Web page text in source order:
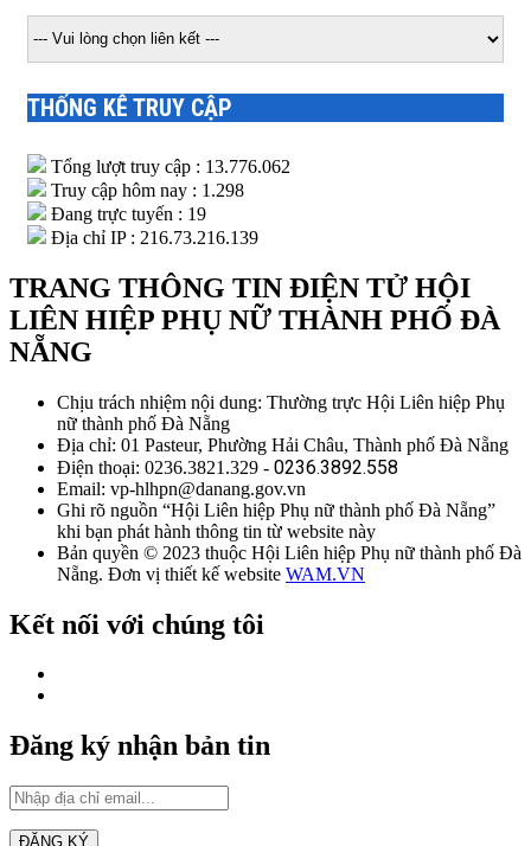
THỐNG KÊ TRUY CẬP
Tổng lượt truy cập : 13.776.062
Truy cập hôm nay : 1.298
Đang trực tuyến : 19
Địa chỉ IP : 216.73.216.139
TRANG THÔNG TIN ĐIỆN TỬ HỘI
LIÊN HIỆP PHỤ NỮ THÀNH PHỐ ĐÀ
NẴNG
Chịu trách nhiệm nội dung: Thường trực Hội Liên hiệp Phụ
nữ thành phố Đà Nẵng
Địa chỉ: 01 Pasteur, Phường Hải Châu, Thành phố Đà Nẵng
Điện thoại: 0236.3821.329 - 0236.3892.558
Email: vp-hlhpn@danang.gov.vn
Ghi rõ nguồn “Hội Liên hiệp Phụ nữ thành phố Đà Nẵng”
khi bạn phát hành thông tin từ website này
Bản quyền © 2023 thuộc Hội Liên hiệp Phụ nữ thành phố Đà
Nẵng. Đơn vị thiết kế website WAM.VN
Kết nối với chúng tôi
Đăng ký nhận bản tin